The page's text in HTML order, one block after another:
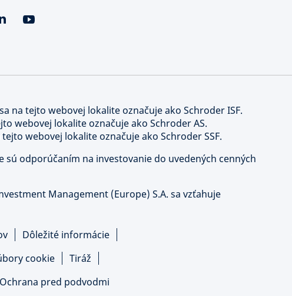
na tejto webovej lokalite označuje ako Schroder ISF.
webovej lokalite označuje ako Schroder AS.
webovej lokalite označuje ako Schroder SSF.
odporúčaním na investovanie do uvedených cenných
Management (Europe) S.A. sa vzťahuje
Dôležité informácie
cookie
Tiráž
Ochrana pred podvodmi